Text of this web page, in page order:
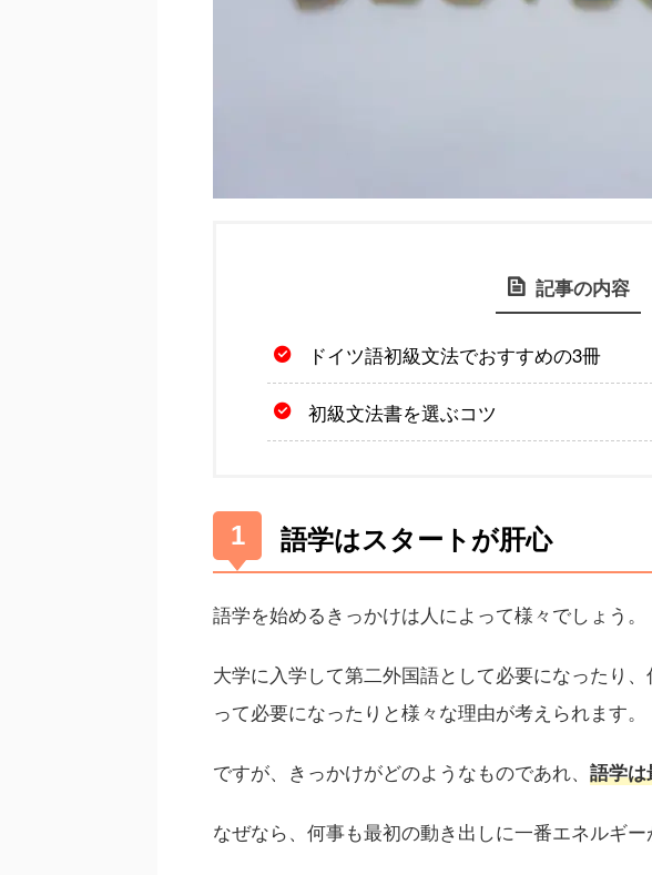
記事の内容
ドイツ語初級文法でおすすめの3冊
初級文法書を選ぶコツ
語学はスタートが肝心
語学を始めるきっかけは人によって様々でしょう。
大学に入学して第二外国語として必要になったり
って必要になったりと様々な理由が考えられます。
ですが、きっかけがどのようなものであれ、 語学
なぜなら、何事も最初の動き出しに一番エネルギー